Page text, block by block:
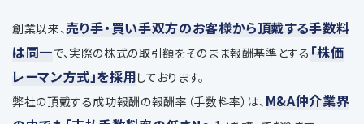
創業以来、売り手・買い手双方のお客様から頂戴する手数料
は同一で、実際の株式の取引額をそのまま報酬基準とする 「株価
レーマン方式」を採用しております。
弊社の頂戴する成功報酬の報酬率（手数料率）は、 M&A仲介業界